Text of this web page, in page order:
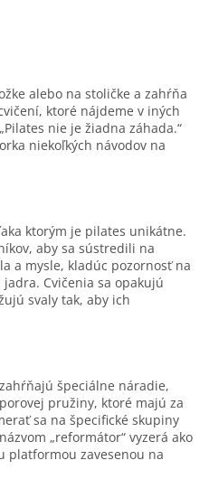
alebo na stoličke a zahŕňa
ktoré nájdeme v iných
nie je žiadna záhada.“
niekoľkých návodov na
ktorým je pilates unikátne.
aby sa sústredili na
a mysle, kladúc pozornosť na
Cvičenia sa opakujú
svaly tak, aby ich
špeciálne náradie,
pružiny, ktoré majú za
sa na špecifické skupiny
„reformátor“ vyzerá ako
platformou zavesenou na